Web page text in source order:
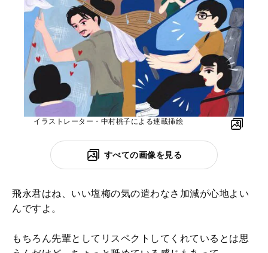
イラストレーター・中村桃子による連載挿絵
すべての画像を見る
飛永君はね、いい塩梅の気の遣わなさ加減が心地よい
んですよ。
もちろん先輩としてリスペクトしてくれているとは思